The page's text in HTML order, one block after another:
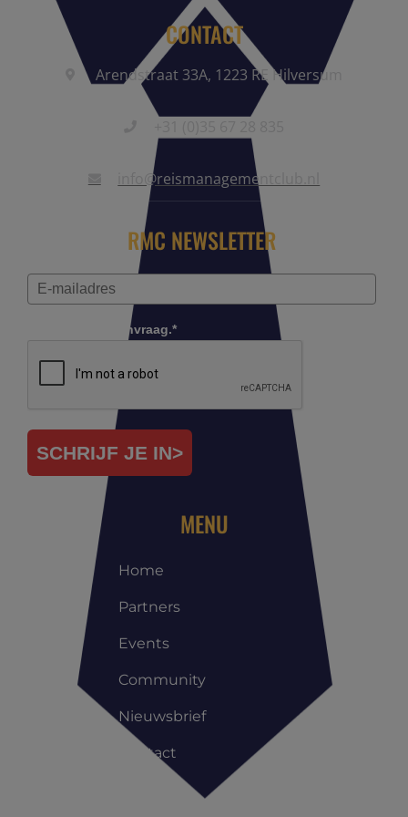
CONTACT
Arendstraat 33A, 1223 RE Hilversum
info@reismanagementclub.nl
RMC NEWSLETTER
Controleer je aanvraag.*
SCHRIJF JE IN>
MENU
Home
Partners
Events
Community
Nieuwsbrief
Contact